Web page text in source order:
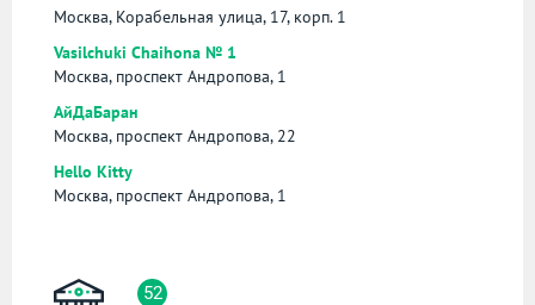
Москва, Корабельная улица, 17, корп. 1
Vasilchuki Chaihona № 1
Москва, проспект Андропова, 1
АйДаБаран
Москва, проспект Андропова, 22
Hello Kitty
Москва, проспект Андропова, 1
52